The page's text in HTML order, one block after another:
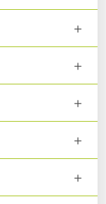
+
+
+
+
+